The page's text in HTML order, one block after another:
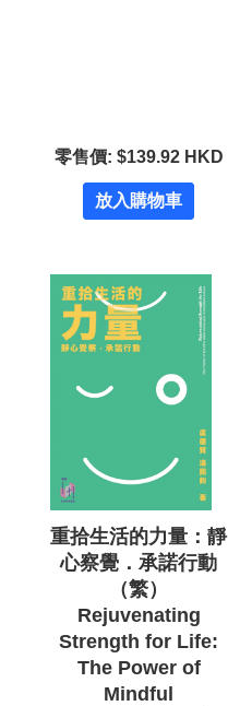
零售價: $139.92 HKD
放入購物車
重拾生活的力量：靜
心察覺．承諾行動
（繁）
Rejuvenating
Strength for Life:
The Power of
Mindful